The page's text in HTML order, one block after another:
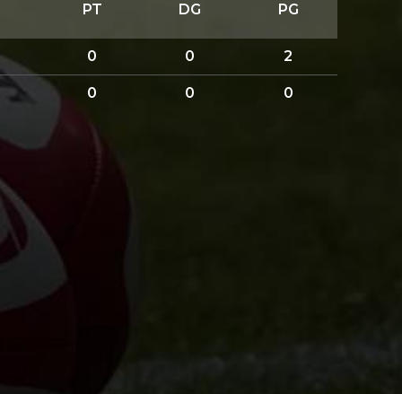
PT DG PG
0 0 2
0 0 0